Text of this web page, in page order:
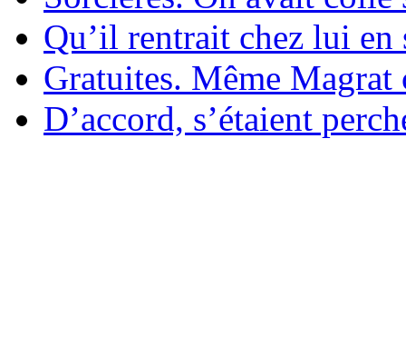
Qu’il rentrait chez lui en
Gratuites. Même Magrat
D’accord, s’étaient